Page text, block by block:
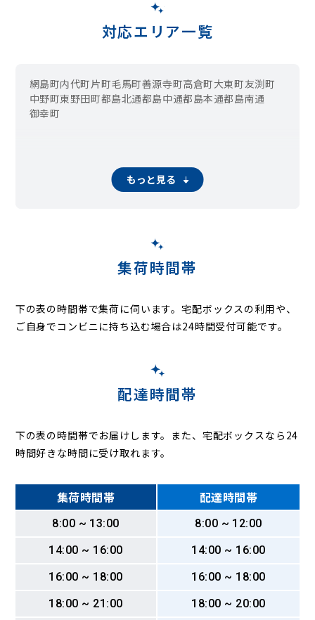
対応エリア一覧
網島町内代町片町毛馬町善源寺町高倉町大東町友渕町
中野町東野田町都島北通都島中通都島本通都島南通
御幸町
もっと見る
集荷時間帯
下の表の時間帯で集荷に伺います。宅配ボックスの利用や、
ご自身でコンビニに持ち込む場合は24時間受付可能です。
配達時間帯
下の表の時間帯でお届けします。また、宅配ボックスなら24
時間好きな時間に受け取れます。
集荷時間帯 配達時間帯
8:00 ~ 13:00
8:00 ~ 12:00
14:00 ~ 16:00
14:00 ~ 16:00
16:00 ~ 18:00
16:00 ~ 18:00
18:00 ~ 21:00
18:00 ~ 20:00